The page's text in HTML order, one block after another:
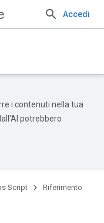
Accedi
i contenuti nella tua
potrebbero
Script Riferimento